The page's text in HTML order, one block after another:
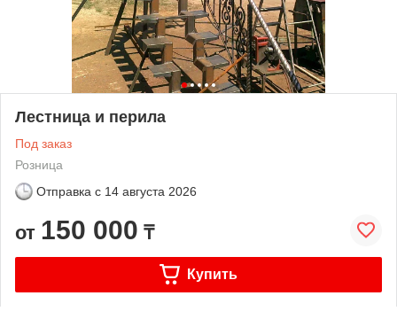
Лестница и перила
Под заказ
Розница
Отправка с 14 августа 2026
от 150 000 ₸
Купить